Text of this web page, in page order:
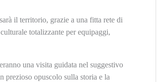
il territorio, grazie a una fitta rete di
totalizzante per equipaggi,
una visita guidata nel suggestivo
prezioso opuscolo sulla storia e la